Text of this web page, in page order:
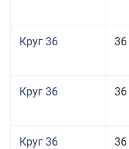
Круг 36 36
Круг 36 36
Круг 36 36